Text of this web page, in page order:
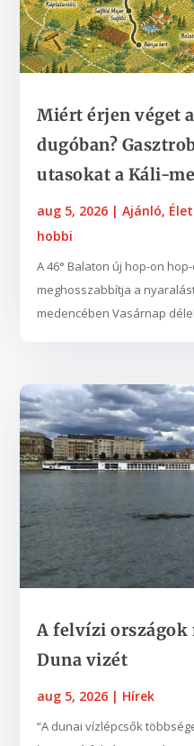
Miért érjen véget
dugóban?
utasokat a Káli-
aug 5, 2026 |Ajánló,
hobbi
A 46° Balaton új hop-on
meghosszabbítja a
medencében Vasárnap
A felvízi országok
Duna vizét
aug 5, 2026 | Hírek
“A dunai vízlépcsők